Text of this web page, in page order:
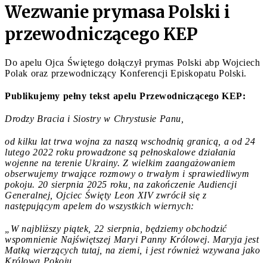
Wezwanie prymasa Polski i
przewodniczącego KEP
Do apelu Ojca Świętego dołączył prymas Polski abp Wojciech
Polak oraz przewodniczący Konferencji Episkopatu Polski.
Publikujemy pełny tekst apelu Przewodniczącego KEP:
Drodzy Bracia i Siostry w Chrystusie Panu,
od kilku lat trwa wojna za naszą wschodnią granicą, a od 24
lutego 2022 roku prowadzone są pełnoskalowe działania
wojenne na terenie Ukrainy. Z wielkim zaangażowaniem
obserwujemy trwające rozmowy o trwałym i sprawiedliwym
pokoju. 20 sierpnia 2025 roku, na zakończenie Audiencji
Generalnej, Ojciec Święty Leon XIV zwrócił się z
następującym apelem do wszystkich wiernych:
„W najbliższy piątek, 22 sierpnia, będziemy obchodzić
wspomnienie Najświętszej Maryi Panny Królowej. Maryja jest
Matką wierzących tutaj, na ziemi, i jest również wzywana jako
Królowa Pokoju.